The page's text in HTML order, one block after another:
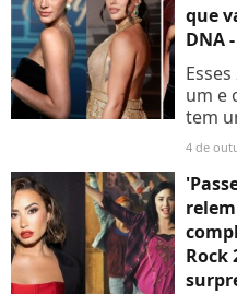
que
DNA
um e
tem
4 de
Rock